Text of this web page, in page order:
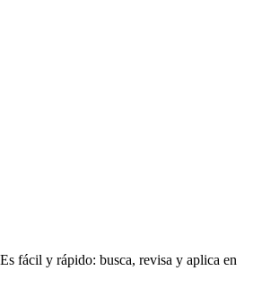
fácil y rápido: busca, revisa y aplica en